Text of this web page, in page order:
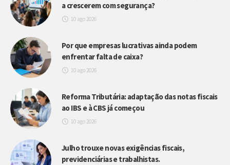
a crescerem com segurança?
10 ago 2026
Por que empresas lucrativas ainda podem
enfrentar falta de caixa?
10 ago 2026
Reforma Tributária: adaptação das notas fiscais
ao IBS e à CBS já começou
10 ago 2026
Julho trouxe novas exigências fiscais,
previdenciárias e trabalhistas.